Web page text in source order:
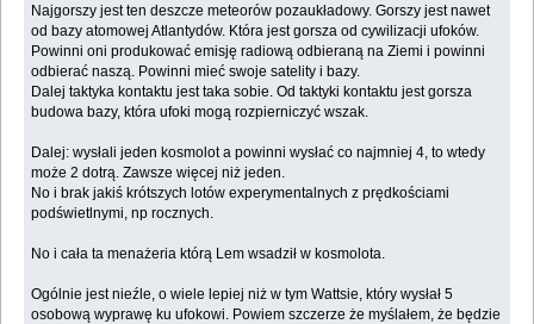
Najgorszy jest ten deszcze meteorów pozaukładowy. Gorszy jest nawet
od bazy atomowej Atlantydów. Która jest gorsza od cywilizacji ufoków.
Powinni oni produkować emisję radiową odbieraną na Ziemi i powinni
odbierać naszą. Powinni mieć swoje satelity i bazy.
Dalej taktyka kontaktu jest taka sobie. Od taktyki kontaktu jest gorsza
budowa bazy, która ufoki mogą rozpierniczyć wszak.
Dalej: wysłali jeden kosmolot a powinni wysłać co najmniej 4, to wtedy
może 2 dotrą. Zawsze więcej niż jeden.
No i brak jakiś krótszych lotów experymentalnych z prędkościami
podświetlnymi, np rocznych.
No i cała ta menażeria którą Lem wsadził w kosmolota.
Ogólnie jest nieźle, o wiele lepiej niż w tym Wattsie, który wysłał 5
osobową wyprawę ku ufokowi. Powiem szczerze że myślałem, że będzie